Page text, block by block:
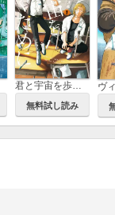
君と宇宙を歩くために
無料試し読み